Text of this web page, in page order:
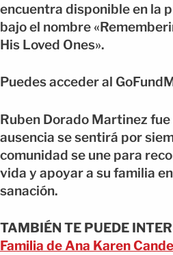
encuentra disponible en la
bajo el nombre
His Loved Ones».
Puedes acceder al
Ruben Dorado Martinez fue
ausencia se sentirá por
comunidad se une para
vida y apoyar a su familia
sanación.
TAMBIÉN TE PUEDE
Familia de Ana Karen